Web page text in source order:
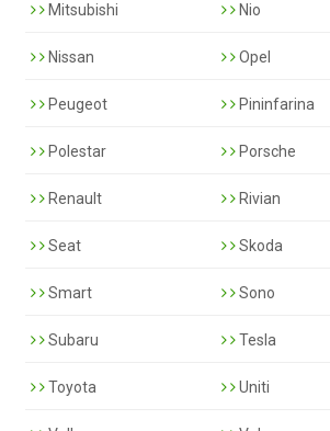
Mitsubishi Nio
Nissan Opel
Peugeot Pininfarina
Polestar Porsche
Renault Rivian
Seat Skoda
Smart Sono
Subaru Tesla
Toyota Uniti